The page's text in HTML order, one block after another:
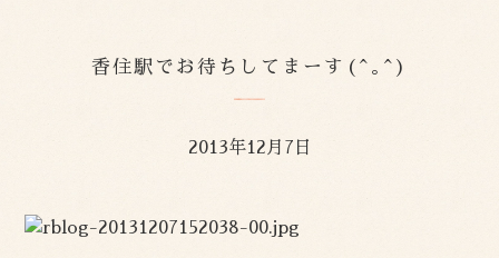
香住駅でお待ちしてまーす(^｡^)
2013年12月7日